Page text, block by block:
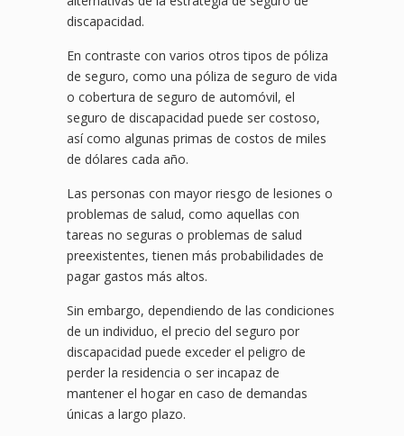
discapacidad.
En contraste con varios otros tipos de póliza
de seguro, como una póliza de seguro de vida
o cobertura de seguro de automóvil, el
seguro de discapacidad puede ser costoso,
así como algunas primas de costos de miles
de dólares cada año.
Las personas con mayor riesgo de lesiones o
problemas de salud, como aquellas con
tareas no seguras o problemas de salud
preexistentes, tienen más probabilidades de
pagar gastos más altos.
Sin embargo, dependiendo de las condiciones
de un individuo, el precio del seguro por
discapacidad puede exceder el peligro de
perder la residencia o ser incapaz de
mantener el hogar en caso de demandas
únicas a largo plazo.